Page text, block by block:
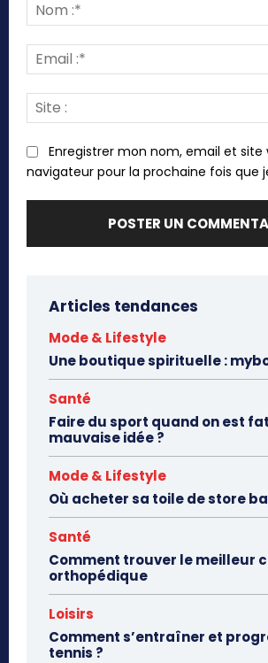
Enregistrer mon nom, email et site
navigateur pour la prochaine fois que
Articles tendances
Mode & Lifestyle
Une boutique spirituelle :
Santé
Faire du sport quand on est
mauvaise idée ?
Mode & Lifestyle
Où acheter sa toile de store
Santé
Comment trouver le meilleur
orthopédique
Loisirs
Comment s’entraîner et
tennis ?